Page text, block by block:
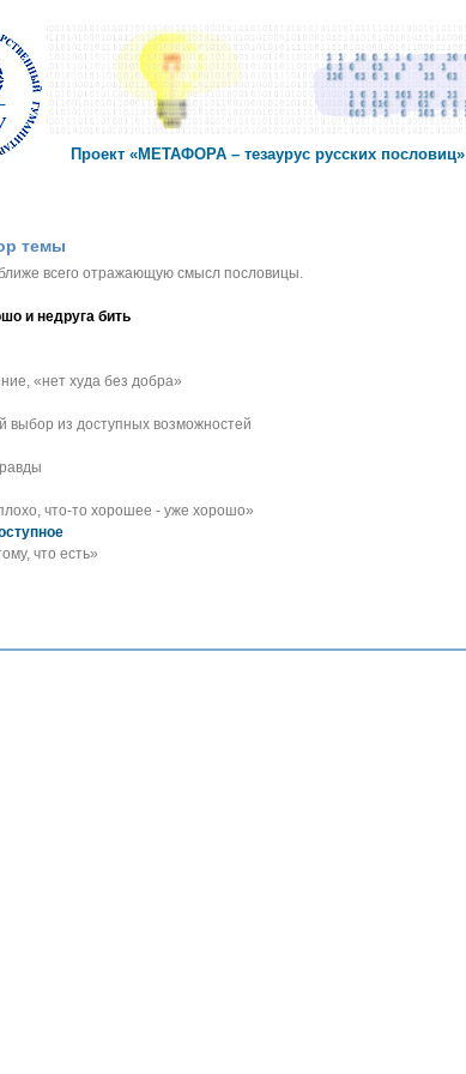
Проект «МЕТАФОРА – тезаурус русских пословиц»
темы
всего отражающую смысл пословицы.
и недруга бить
«нет худа без добра»
выбор из доступных возможностей
что-то хорошее - уже хорошо»
что есть»